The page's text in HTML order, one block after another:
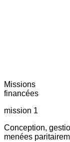
Missions
financées
mission 1
Conception,
menées